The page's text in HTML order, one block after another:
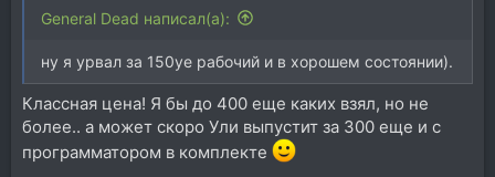
General Dead написал(а):
ну я урвал за 150уе рабочий и в хорошем состоянии).
Классная цена! Я бы до 400 еще каких взял, но не
более.. а может скоро Ули выпустит за 300 еще и с
программатором в комплекте